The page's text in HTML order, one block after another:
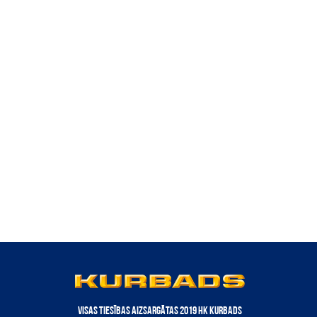
VISAS TIESĪBAS AIZSARGĀTAS 2019 HK KURBADS